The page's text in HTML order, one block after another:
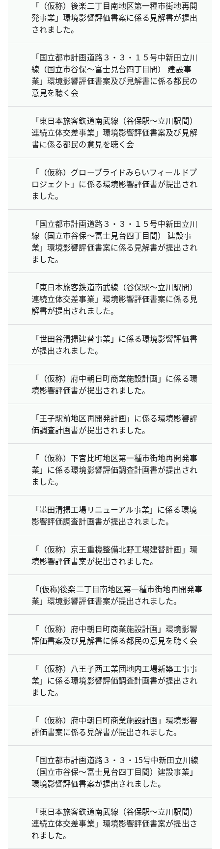
「（仮称）後楽二丁目南地区第一種市街地再開
発事業」環境影響評価書案に係る見解書が提出
されました。
「国立都市計画道路３・３・１５号中新田立川
線（国立市谷保～富士見台四丁目間） 建設事
業」環境影響評価書案及び見解書に係る都民の
意見を聴く会
「東日本旅客鉃道南武線（谷保駅～立川駅間）
連続立体交差事業」環境影響評価書案及び見解
書に係る都民の意見を聴く会
「（仮称）グローブライドみらいフィールドプ
ロジェクト」に係る環境影響評価書が提出され
ました。
「国立都市計画道路３・３・１５号中新田立川
線（国立市谷保～富士見台四丁目間） 建設事
業」環境影響評価書案に係る見解書が提出され
ました。
「東日本旅客鉄道南武線（谷保駅～立川駅間）
連続立体交差事業」環境影響評価書案に係る見
解書が提出されました。
「世田谷清掃建替事業」に係る環境影響評価書
が提出されました。
「（仮称）府中朝日町商業施設計画」に係る環
境影響評価書が提出されました。
「王子駅前地区再開発計画」に係る環境影響評
価調査計画書が提出されました。
「（仮称）下宮比町地区第一種市街地再開発事
業」に係る環境影響評価調査計画書が提出され
ました。
「墨田清掃工場リニューアル事業」に係る環境
影響評価調査計画書が提出されました。
「（仮称）京王重機整備北野工場建替計画」環
境影響評価書案が提出されました。
「(仮称)後楽二丁目南地区第一種市街地再開発事
業」環境影響評価書案が提出されました。
「（仮称）府中朝日町商業施設計画」環境影響
評価書案及び見解書に係る都民の意見を聴く会
「（仮称）八王子西工業団地内工場新築工事事
業」に係る環境影響評価調査計画書が提出され
ました。
「（仮称）府中朝日町商業施設計画」環境影響
評価書案に係る見解書が提出されました。
「国立都市計画道路３・３・15号中新田立川線
（国立市谷保～富士見台四丁目間）建設事業」
環境影響評価書案が提出されました。
「東日本旅客鉄道南武線（谷保駅～立川駅間）
連続立体交差事業」環境影響評価書案が提出さ
れました。